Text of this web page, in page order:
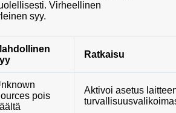
Virheellinen
syy.
Ratkaisu
pois
Aktivoi asetus